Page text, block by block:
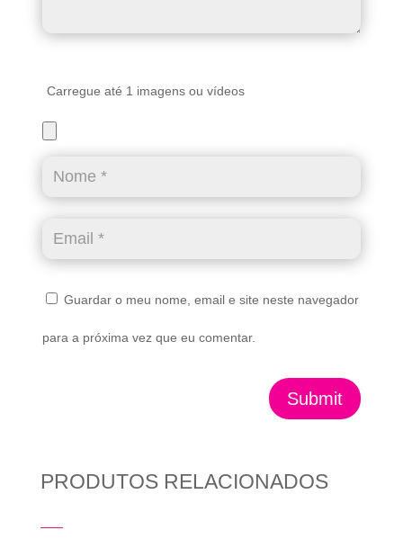
Carregue até 1 imagens ou vídeos
Guardar o meu nome, email e site neste navegador
para a próxima vez que eu comentar.
Submit
PRODUTOS RELACIONADOS